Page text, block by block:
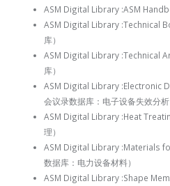
ASM Digital Library :ASM
ASM Digital Library :Technical
库）
ASM Digital Library :Technical
库）
ASM Digital Library :Electronic
会议录数据库：电子设备失效分析
ASM Digital Library :Heat
理）
ASM Digital Library :Materials
数据库：电力设备材料）
ASM Digital Library :Shape